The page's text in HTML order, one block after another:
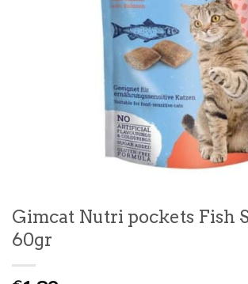
Gimcat Nutri pockets Fish
60gr